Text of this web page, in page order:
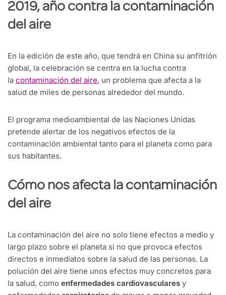
2019, año contra la contaminación
del aire
En la edición de este año, que tendrá en China su anfitrión
global, la celebración se centra en la lucha contra
la contaminación del aire, un problema que afecta a la
salud de miles de personas alrededor del mundo.
El programa medioambiental de las Naciones Unidas
pretende alertar de los negativos efectos de la
contaminación ambiental tanto para el planeta como para
sus habitantes.
Cómo nos afecta la contaminación
del aire
La contaminación del aire no solo tiene efectos a medio y
largo plazo sobre el planeta si no que provoca efectos
directos e inmediatos sobre la salud de las personas. La
polución del aire tiene unos efectos muy concretos para
la salud, como enfermedades cardiovasculares y